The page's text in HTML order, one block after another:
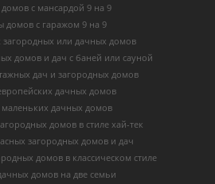
с мансардой 9 на 9
домов с гаражом 9 на 9
загородных или дачных домов
домов и дач с баней или сауной
дач и загородных домов
дачных домов
дачных домов
домов в стиле хай-тек
загородных домов и дач
домов в классическом стиле
домов на две семьи